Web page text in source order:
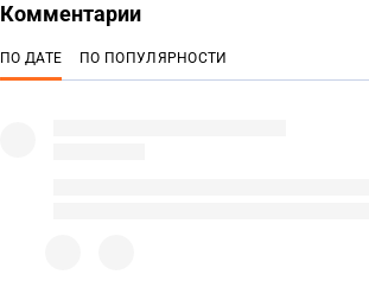
Комментарии
ПО ДАТЕ ПО ПОПУЛЯРНОСТИ